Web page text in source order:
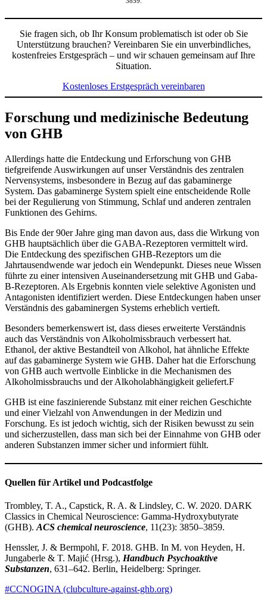
Sie fragen sich, ob Ihr Konsum problematisch ist oder ob Sie
Unterstützung brauchen? Vereinbaren Sie ein unverbindliches,
kostenfreies Erstgespräch – und wir schauen gemeinsam auf Ihre
Situation.
Kostenloses Erstgespräch vereinbaren
Forschung und medizinische Bedeutung
von GHB
Allerdings hatte die Entdeckung und Erforschung von GHB
tiefgreifende Auswirkungen auf unser Verständnis des zentralen
Nervensystems, insbesondere in Bezug auf das gabaminerge
System. Das gabaminerge System spielt eine entscheidende Rolle
bei der Regulierung von Stimmung, Schlaf und anderen zentralen
Funktionen des Gehirns.
Bis Ende der 90er Jahre ging man davon aus, dass die Wirkung von
GHB hauptsächlich über die GABA-Rezeptoren vermittelt wird.
Die Entdeckung des spezifischen GHB-Rezeptors um die
Jahrtausendwende war jedoch ein Wendepunkt. Dieses neue Wissen
führte zu einer intensiven Auseinandersetzung mit GHB und Gaba-
B-Rezeptoren. Als Ergebnis konnten viele selektive Agonisten und
Antagonisten identifiziert werden. Diese Entdeckungen haben unser
Verständnis des gabaminergen Systems erheblich vertieft.
Besonders bemerkenswert ist, dass dieses erweiterte Verständnis
auch das Verständnis von Alkoholmissbrauch verbessert hat.
Ethanol, der aktive Bestandteil von Alkohol, hat ähnliche Effekte
auf das gabaminerge System wie GHB. Daher hat die Erforschung
von GHB auch wertvolle Einblicke in die Mechanismen des
Alkoholmissbrauchs und der Alkoholabhängigkeit geliefert.F
GHB ist eine faszinierende Substanz mit einer reichen Geschichte
und einer Vielzahl von Anwendungen in der Medizin und
Forschung. Es ist jedoch wichtig, sich der Risiken bewusst zu sein
und sicherzustellen, dass man sich bei der Einnahme von GHB oder
anderen Substanzen immer sicher und informiert fühlt.
Quellen für Artikel und Podcastfolge
Trombley, T. A., Capstick, R. A. & Lindsley, C. W. 2020. DARK
Classics in Chemical Neuroscience: Gamma-Hydroxybutyrate
(GHB). ACS chemical neuroscience, 11(23): 3850–3859.
Henssler, J. & Bermpohl, F. 2018. GHB. In M. von Heyden, H.
Jungaberle & T. Majić (Hrsg.), Handbuch Psychoaktive
Substanzen, 631–642. Berlin, Heidelberg: Springer.
#CCNOGINA (clubculture-against-ghb.org)